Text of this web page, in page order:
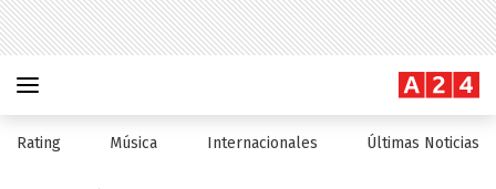
Rating Música Internacionales Últimas Noticias